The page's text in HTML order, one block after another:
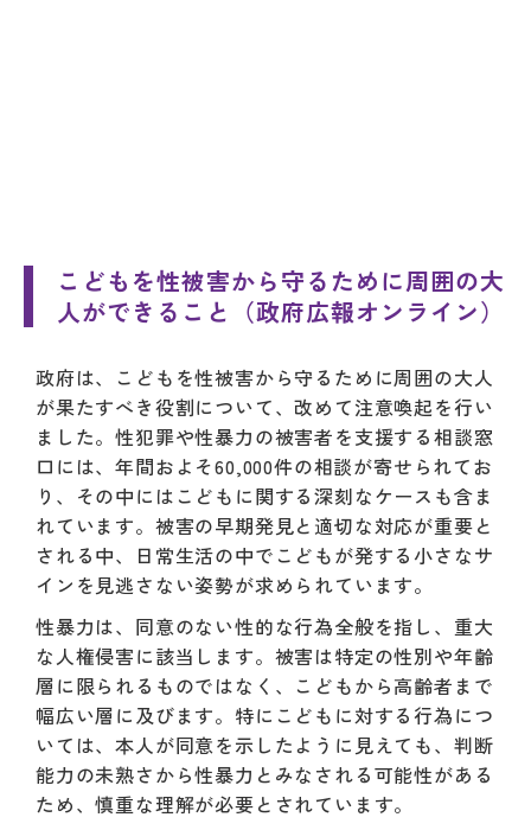
こどもを性被害から守るために周囲の大
人ができること（政府広報オンライン）
政府は、こどもを性被害から守るために周囲の大人
が果たすべき役割について、改めて注意喚起を行い
ました。性犯罪や性暴力の被害者を支援する相談窓
口には、年間およそ60,000件の相談が寄せられてお
り、その中にはこどもに関する深刻なケースも含ま
れています。被害の早期発見と適切な対応が重要と
される中、日常生活の中でこどもが発する小さなサ
インを見逃さない姿勢が求められています。
性暴力は、同意のない性的な行為全般を指し、重大
な人権侵害に該当します。被害は特定の性別や年齢
層に限られるものではなく、こどもから高齢者まで
幅広い層に及びます。特にこどもに対する行為につ
いては、本人が同意を示したように見えても、判断
能力の未熟さから性暴力とみなされる可能性がある
ため、慎重な理解が必要とされています。